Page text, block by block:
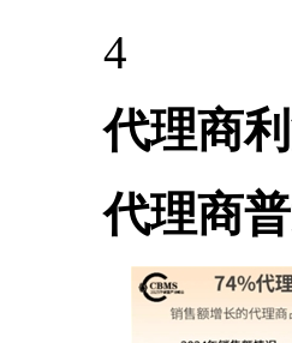
4
代理商
代理商